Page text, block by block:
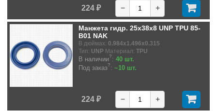
224 ₽ − +
Манжета гидр. 25x38x8 UNP TPU 85-
B01 NAK
В дюймах: 0.984x1.496x0.315
Тип: UNP Материал: TPU
В наличии?: 40 шт.
Под заказ?: ~10 шт.
224 ₽ − +